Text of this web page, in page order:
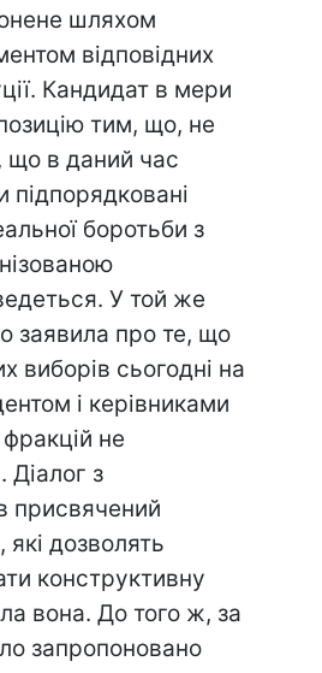
шляхом
відповідних
Кандидат в мери
тим, що, не
що в даний час
підпорядковані
боротьби з
У той же
заявила про те, що
виборів сьогодні на
і керівниками
не
Діалог з
присвячений
дозволять
конструктивну
вона. До того ж, за
запропоновано